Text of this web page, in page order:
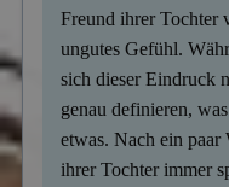
Freund ihrer Tochter
ungutes Gefühl.
sich dieser Eindruck
genau definieren,
etwas. Nach ein
ihrer Tochter immer